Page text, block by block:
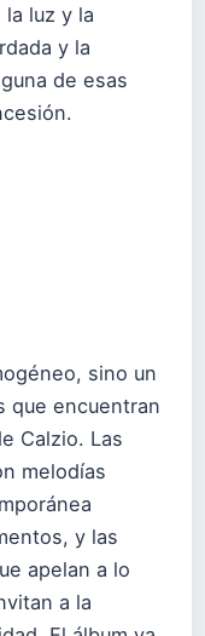
luz y la
y la
de esas
sino un
que encuentran
Calzio. Las
melodías
y las
apelan a lo
a la